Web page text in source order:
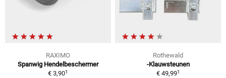
RAXIMO
Spanwig Hendelbeschermer
€ 3,901
Rothewald
-Klauwsteunen
€ 49,991